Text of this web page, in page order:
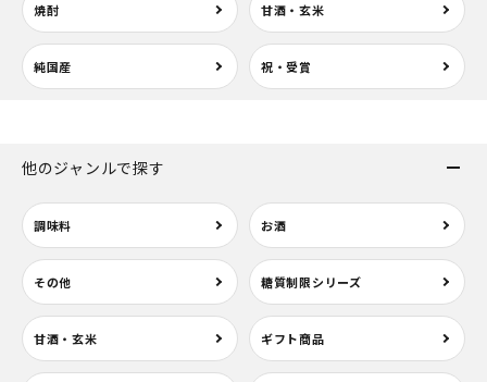
焼酎 甘酒・玄米
純国産 祝・受賞
他のジャンルで探す
調味料 お酒
その他 糖質制限シリーズ
甘酒・玄米 ギフト商品